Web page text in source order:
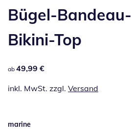
Bügel-Bandeau-
Bikini-Top
49,99 €
ab 49,99 €
inkl. MwSt. zzgl. Versand
marine